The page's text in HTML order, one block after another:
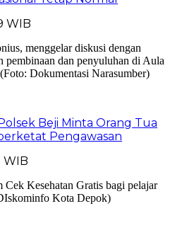
WIB
Beji Minta Orang Tua
Pengawasan
WIB